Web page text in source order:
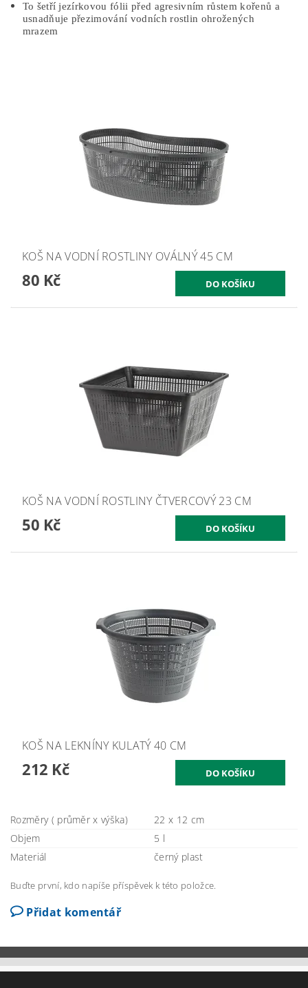
To šetří jezírkovou fólii před agresivním růstem kořenů a
usnadňuje přezimování vodních rostlin ohrožených
mrazem
KOŠ NA VODNÍ ROSTLINY OVÁLNÝ 45 CM
80 Kč
KOŠ NA VODNÍ ROSTLINY ČTVERCOVÝ 23 CM
50 Kč
KOŠ NA LEKNÍNY KULATÝ 40 CM
212 Kč
Rozměry ( průměr x výška)
22 x 12 cm
Objem
5 l
Materiál
černý plast
Buďte první, kdo napíše příspěvek k této položce.
Přidat komentář